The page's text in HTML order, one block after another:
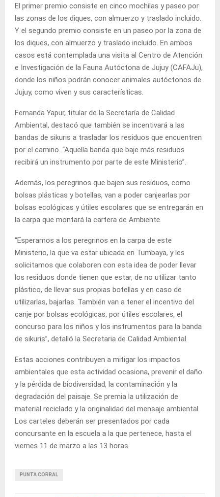
El primer premio consiste en cinco mochilas y paseo por
las zonas de los diques, con almuerzo y traslado incluido.
Y el segundo premio consiste en un paseo por la zona de
los diques, con almuerzo y traslado incluido. En ambos
casos está contemplada una visita al Centro de Atención
e Investigación de la Fauna Autóctona de Jujuy (CAFAJu),
donde los niños podrán conocer animales autóctonos de
Jujuy, como viven y sus características.
Fernanda Yapur, titular de la Secretaría de Calidad
Ambiental, destacó que también se incentivará a las
bandas de sikuris a trasladar los residuos que encuentren
por el camino. “Aquella banda que baje más residuos
recibirá un instrumento por parte de este Ministerio”.
Además, los peregrinos que bajen sus residuos, como
bolsas plásticas y botellas, van a poder canjearlas por
bolsas ecológicas y útiles escolares que se entregarán en
la carpa que montará la cartera de Ambiente.
“Esperamos a los peregrinos en la carpa de este
Ministerio, la que va estar ubicada en Tumbaya, y les
solicitamos que colaboren con esta idea de poder llevar
los residuos donde tienen que estar, de no utilizar tanto
plástico, de llevar sus propias botellas y en caso de
utilizarlas, bajarlas. También van a tener el incentivo del
canje por bolsas ecológicas, por útiles escolares, el
concurso para los niños y los instrumentos para la banda
de sikuris”, detalló la Secretaria de Calidad Ambiental.
Estas acciones contribuyen a mitigar los impactos
ambientales que esta actividad ocasiona, prevenir el daño
y la pérdida de biodiversidad, la contaminación y la
degradación del paisaje. Se premia la utilización de
material reciclado y la originalidad del mensaje ambiental.
Los carteles deberán ser presentados por cada
concursante en la escuela a la que pertenece, hasta el
viernes 11 de marzo a las 13 horas.
PUNTA CORRAL